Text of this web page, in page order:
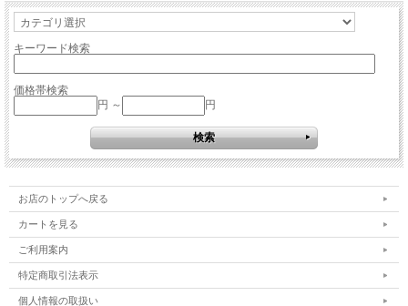
キーワード検索
価格帯検索
円 ～
円
お店のトップへ戻る
カートを見る
ご利用案内
特定商取引法表示
個人情報の取扱い